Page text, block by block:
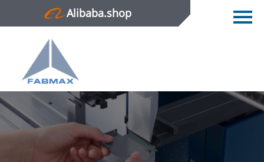
Alibaba.shop
Главная
Продукция
Новости
О нас
Контактная информация